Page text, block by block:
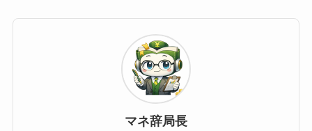
マネ辞局長